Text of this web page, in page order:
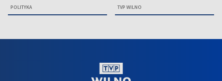
POLITYKA TVP WILNO